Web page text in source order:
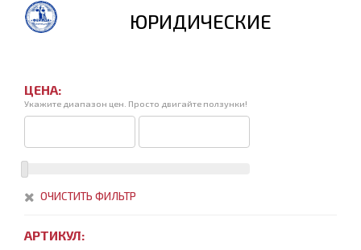
ЮРИДИЧЕСКИЕ
ЦЕНА:
Укажите диапазон цен. Просто двигайте ползунки!
ОЧИСТИТЬ ФИЛЬТР
АРТИКУЛ: